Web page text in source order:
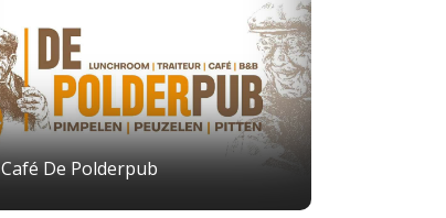
Café De Polderpub